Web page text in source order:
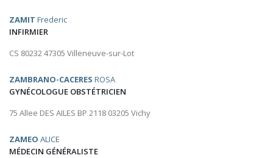
ZAMIT Frederic
INFIRMIER
CS 80232 47305 Villeneuve-sur-Lot
ZAMBRANO-CACERES ROSA
GYNÉCOLOGUE OBSTÉTRICIEN
75 Allee DES AILES BP 2118 03205 Vichy
ZAMEO ALICE
MÉDECIN GÉNÉRALISTE